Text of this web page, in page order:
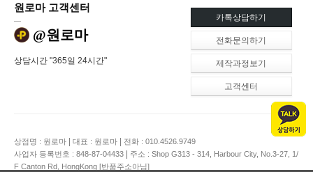
원로마 고객센터
@원로마
상담시간 "365일 24시간"
카톡상담하기
전화문의하기
제작과정보기
고객센터
상점명 : 원로마 | 대표 : 원로마 | 전화 : 010.4526.9749
사업자 등록번호 : 848-87-04433 | 주소 : Shop G313 - 314, Harbour City, No.3-27, 1/
F Canton Rd, HongKong [반품주소아님]